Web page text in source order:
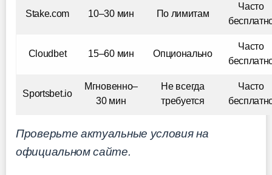
Stake.com 10–30 мин По лимитам
Часто
Cloudbet 15–60 мин Опционально
Часто
Sportsbet.io
Мгновенно–
30 мин
Не всегда
требуется
Часто
Проверьте актуальные условия на
официальном сайте.